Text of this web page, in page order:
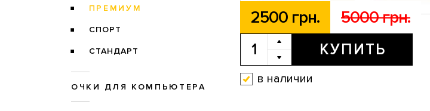
ПРЕМИУМ
СПОРТ
СТАНДАРТ
ОЧКИ ДЛЯ КОМПЬЮТЕРА
2500 грн. 5000 грн.
КУПИТЬ
в наличии